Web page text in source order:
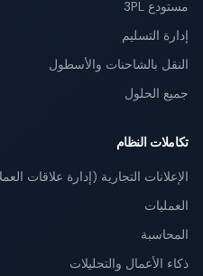
مستودع 3PL
إدارة التسليم
النقل بالشاحنات والأسطول
جميع الحلول
تكاملات النظام
الإعلانات التجارية (إدارة علاقات
العمليات
المحاسبة
ذكاء الأعمال والتحليلات